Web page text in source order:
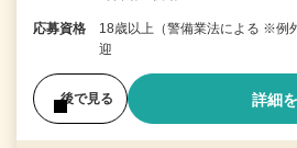
応募資格
18歳以上（警備業法による ※
迎
後で見る 詳細